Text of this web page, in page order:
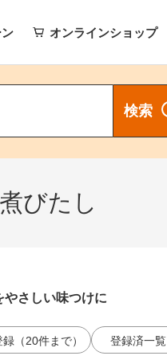
オンラインショップ
検索
びたし
やさしい味つけに
（20件まで） 登録済一覧